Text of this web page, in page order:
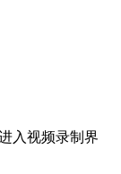
入视频录制界